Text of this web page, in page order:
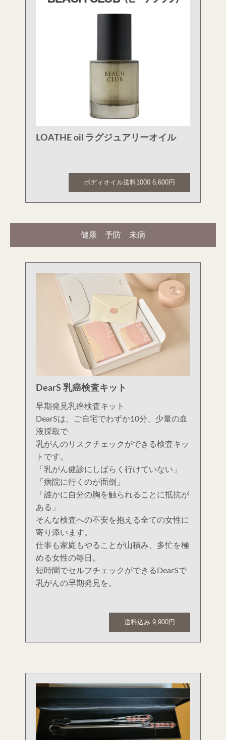
LOATHE oil ラグジュアリーオイル
ボディオイル送料1000 6,600円
健康 予防 未病
DearS 乳癌検査キット
早期発見乳癌検査キット
DearSは、ご自宅でわずか10分、少量の血
液採取で
乳がんのリスクチェックができる検査キッ
トです。
「乳がん健診にしばらく行けていない」
「病院に行くのが面倒」
「誰かに自分の胸を触られることに抵抗が
ある」
そんな検査への不安を抱える全ての女性に
寄り添います。
仕事も家庭もやることが山積み、多忙を極
める女性の毎日。
短時間でセルフチェックができるDearSで
乳がんの早期発見を。
送料込み 9,900円